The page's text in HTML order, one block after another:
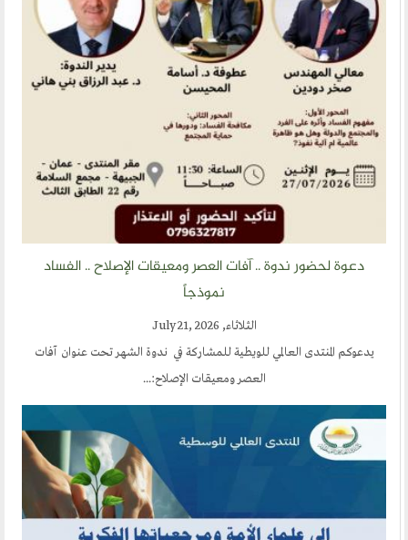
دعوة لحضور ندوة .. آفات العصر ومعيقات الإصلاح .. الفساد
نموذجاً
الثلاثاء, July 21, 2026
يدعوكم المنتدى العالمي للويطية للمشاركة في ندوة الشهر تحت عنوان آفات
العصر ومعيقات الإصلاح:...